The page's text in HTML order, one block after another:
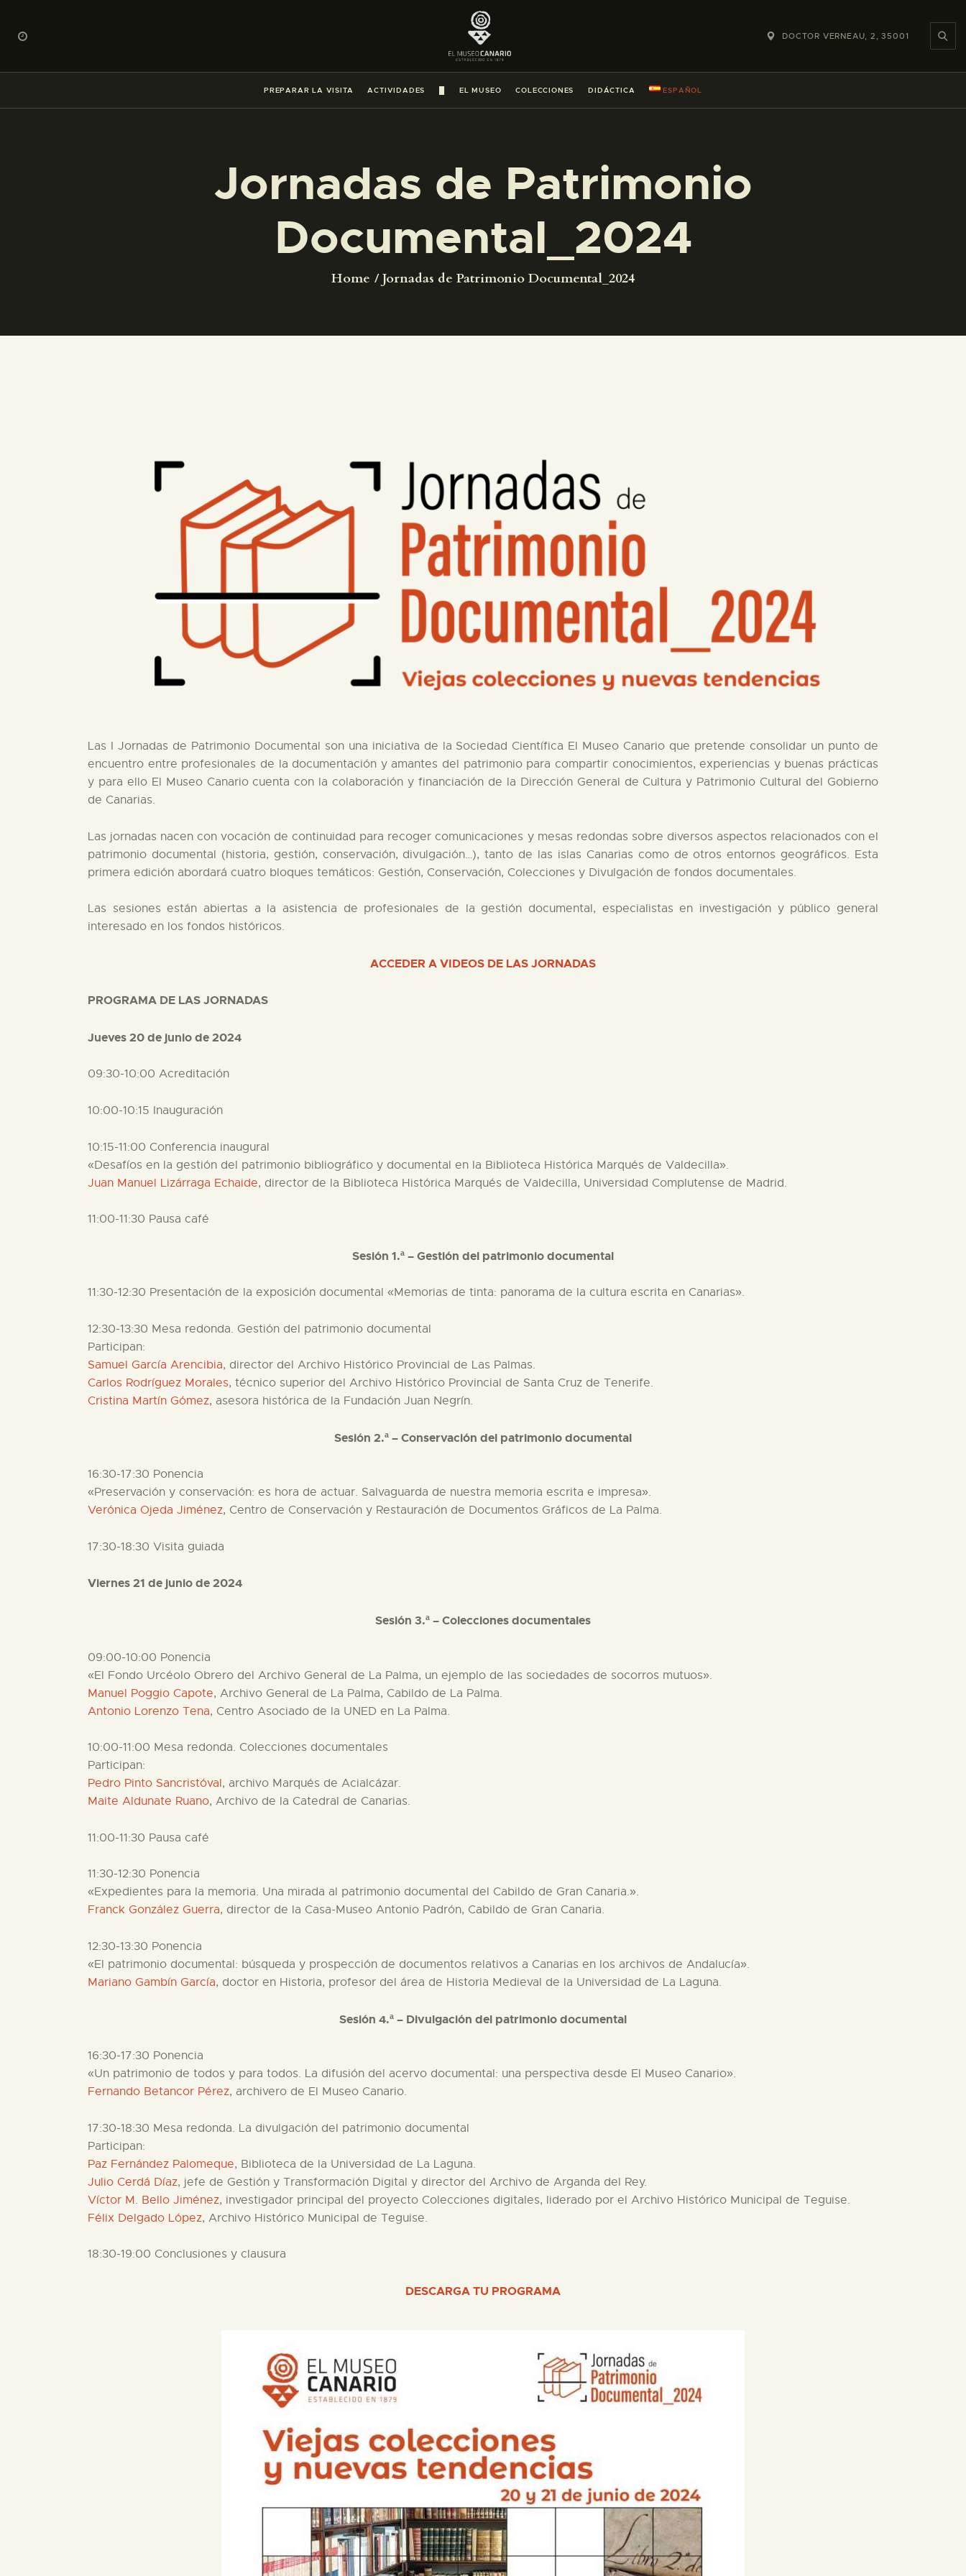
DOCTOR VERNEAU, 2, 35001
PREPARAR LA VISITA ACTIVIDADES EL MUSEO COLECCIONES DIDÁCTICA ESPAÑOL
Jornadas de Patrimonio
Documental_2024
Home Jornadas de Patrimonio Documental_2024
PREPARAR LA VISITA
ACTIVIDADES
█
COLECCIONES
DIDÁCTICA
PREPARAR LA VISITA
COLECCIONES
Las I Jornadas de Patrimonio Documental son una iniciativa de la Sociedad Científica El Museo Canario que pretende consolidar un punto de
encuentro entre profesionales de la documentación y amantes del patrimonio para compartir conocimientos, experiencias y buenas prácticas
y para ello El Museo Canario cuenta con la colaboración y financiación de la Dirección General de Cultura y Patrimonio Cultural del Gobierno
de Canarias.
Las jornadas nacen con vocación de continuidad para recoger comunicaciones y mesas redondas sobre diversos aspectos relacionados con el
patrimonio documental (historia, gestión, conservación, divulgación…), tanto de las islas Canarias como de otros entornos geográficos. Esta
primera edición abordará cuatro bloques temáticos: Gestión, Conservación, Colecciones y Divulgación de fondos documentales.
Las sesiones están abiertas a la asistencia de profesionales de la gestión documental, especialistas en investigación y público general
interesado en los fondos históricos.
ACCEDER A VIDEOS DE LAS JORNADAS
PROGRAMA DE LAS JORNADAS
Jueves 20 de junio de 2024
09:30-10:00 Acreditación
10:00-10:15 Inauguración
10:15-11:00 Conferencia inaugural
«Desafíos en la gestión del patrimonio bibliográfico y documental en la Biblioteca Histórica Marqués de Valdecilla».
Juan Manuel Lizárraga Echaide, director de la Biblioteca Histórica Marqués de Valdecilla, Universidad Complutense de Madrid.
11:00-11:30 Pausa café
Sesión 1.ª – Gestión del patrimonio documental
11:30-12:30 Presentación de la exposición documental «Memorias de tinta: panorama de la cultura escrita en Canarias».
12:30-13:30 Mesa redonda. Gestión del patrimonio documental
Participan:
Samuel García Arencibia, director del Archivo Histórico Provincial de Las Palmas.
Carlos Rodríguez Morales, técnico superior del Archivo Histórico Provincial de Santa Cruz de Tenerife.
Cristina Martín Gómez, asesora histórica de la Fundación Juan Negrín.
Sesión 2.ª – Conservación del patrimonio documental
16:30-17:30 Ponencia
«Preservación y conservación: es hora de actuar. Salvaguarda de nuestra memoria escrita e impresa».
Verónica Ojeda Jiménez, Centro de Conservación y Restauración de Documentos Gráficos de La Palma.
17:30-18:30 Visita guiada
Viernes 21 de junio de 2024
Sesión 3.ª – Colecciones documentales
09:00-10:00 Ponencia
«El Fondo Urcéolo Obrero del Archivo General de La Palma, un ejemplo de las sociedades de socorros mutuos».
Manuel Poggio Capote, Archivo General de La Palma, Cabildo de La Palma.
Antonio Lorenzo Tena, Centro Asociado de la UNED en La Palma.
10:00-11:00 Mesa redonda. Colecciones documentales
Participan:
Pedro Pinto Sancristóval, archivo Marqués de Acialcázar.
Maite Aldunate Ruano, Archivo de la Catedral de Canarias.
11:00-11:30 Pausa café
11:30-12:30 Ponencia
«Expedientes para la memoria. Una mirada al patrimonio documental del Cabildo de Gran Canaria.».
Franck González Guerra, director de la Casa-Museo Antonio Padrón, Cabildo de Gran Canaria.
12:30-13:30 Ponencia
«El patrimonio documental: búsqueda y prospección de documentos relativos a Canarias en los archivos de Andalucía».
Mariano Gambín García, doctor en Historia, profesor del área de Historia Medieval de la Universidad de La Laguna.
Sesión 4.ª – Divulgación del patrimonio documental
16:30-17:30 Ponencia
«Un patrimonio de todos y para todos. La difusión del acervo documental: una perspectiva desde El Museo Canario».
Fernando Betancor Pérez, archivero de El Museo Canario.
17:30-18:30 Mesa redonda. La divulgación del patrimonio documental
Participan:
Paz Fernández Palomeque, Biblioteca de la Universidad de La Laguna.
Julio Cerdá Díaz, jefe de Gestión y Transformación Digital y director del Archivo de Arganda del Rey.
Víctor M. Bello Jiménez, investigador principal del proyecto Colecciones digitales, liderado por el Archivo Histórico Municipal de Teguise.
Félix Delgado López, Archivo Histórico Municipal de Teguise.
18:30-19:00 Conclusiones y clausura
DESCARGA TU PROGRAMA